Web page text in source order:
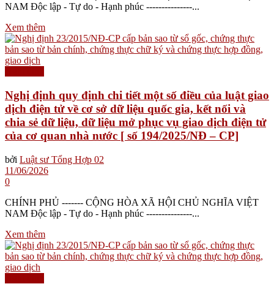
NAM Độc lập - Tự do - Hạnh phúc ---------------...
Xem thêm
Nghị định quy định chi tiết một số điều của luật giao
dịch điện tử về cơ sở dữ liệu quốc gia, kết nối và
chia sẻ dữ liệu, dữ liệu mở phục vụ giao dịch điện tử
của cơ quan nhà nước [ số 194/2025/NĐ – CP]
bởi Luật sư Tổng Hợp 02
11/06/2026
0
CHÍNH PHỦ ------- CỘNG HÒA XÃ HỘI CHỦ NGHĨA VIỆT
NAM Độc lập - Tự do - Hạnh phúc ---------------...
Xem thêm